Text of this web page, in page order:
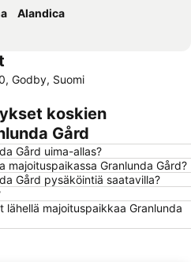
Alandica
Godby, Suomi
koskien
Gård
Gård uima-allas?
majoituspaikassa Granlunda Gård?
Gård pysäköintiä saatavilla?
majoituspaikkaa Granlunda